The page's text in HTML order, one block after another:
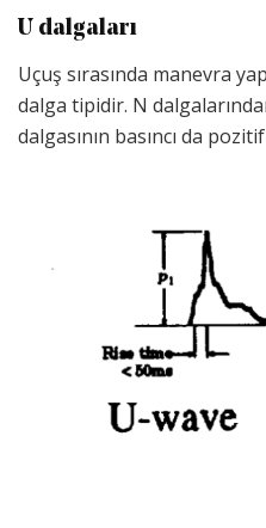
U dalgaları
Uçuş sırasında manevra
dalga tipidir. N
dalgasının basıncı da